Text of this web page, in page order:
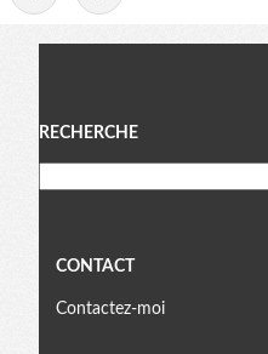
Menu
RECHERCHE
CONTACT
Contactez-moi